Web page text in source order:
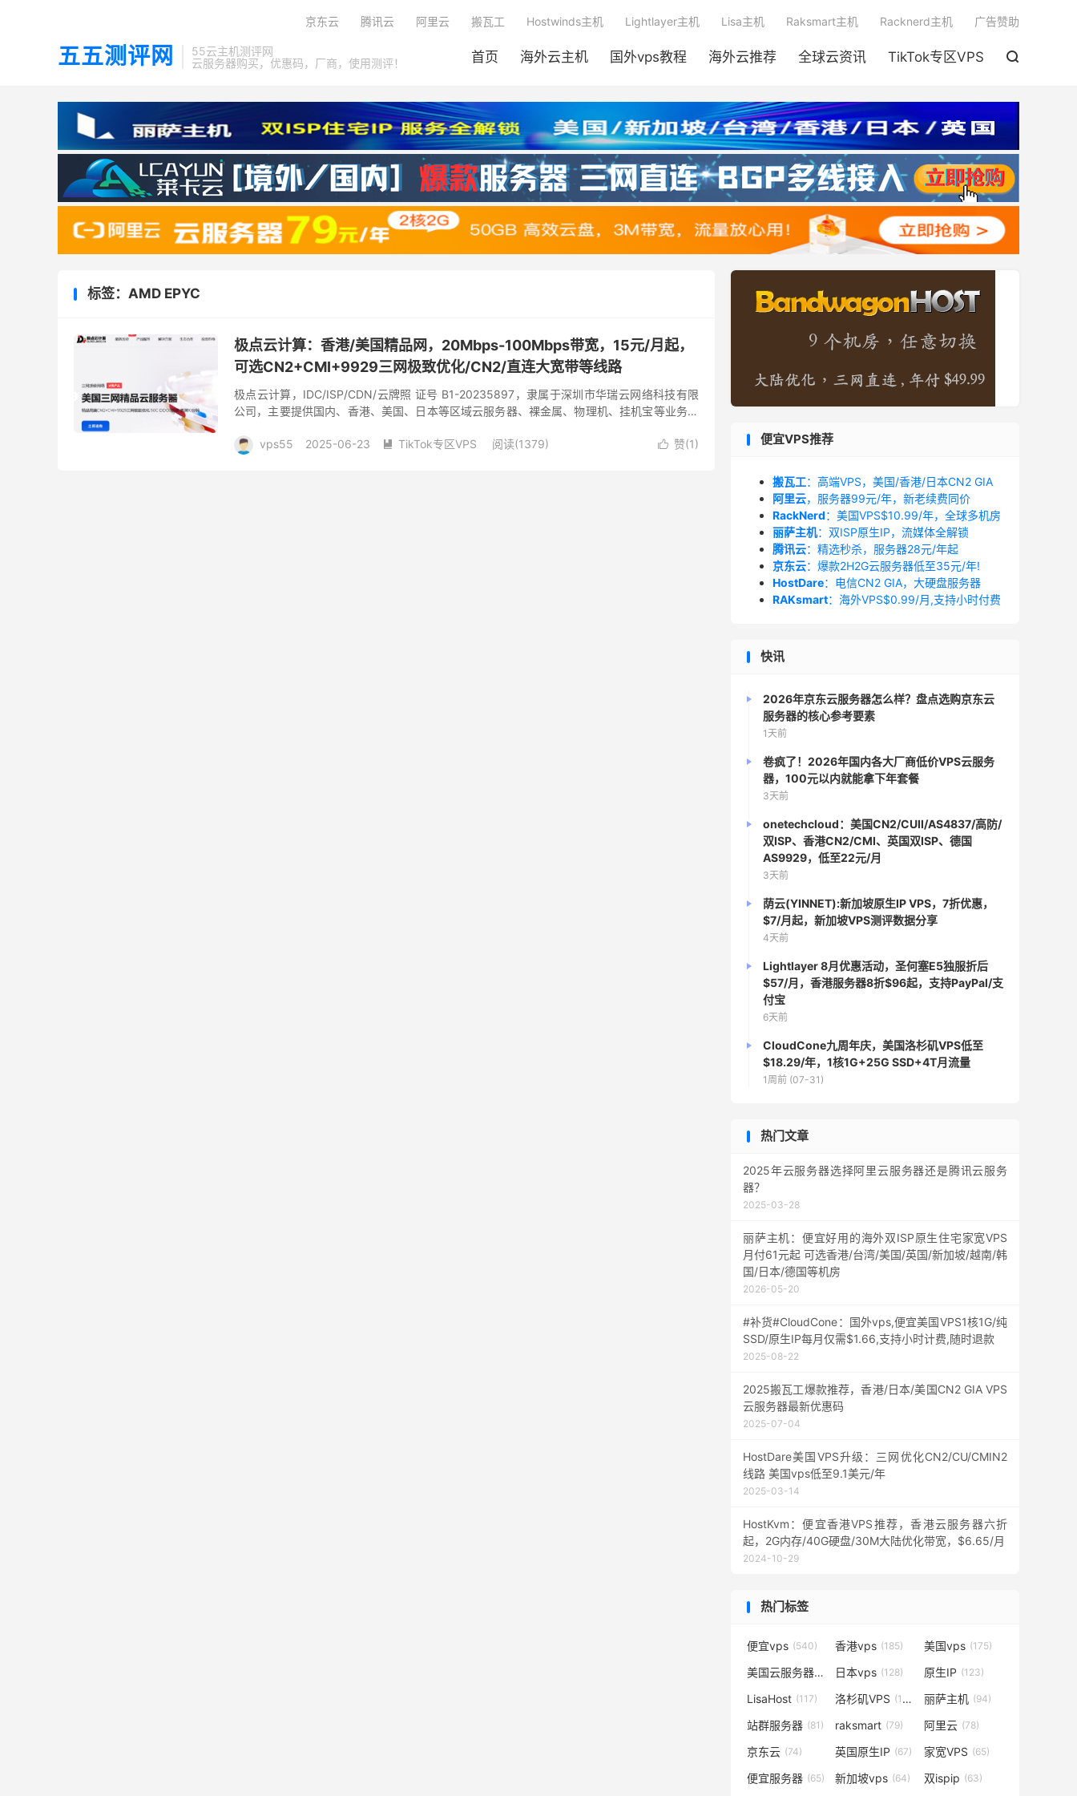
五五测评网
55云主机测评网
云服务器购买，优惠码，厂商，使用测评！
首页 海外云主机 国外vps教程 海外云推荐 全球云资讯 TikTok专区VPS 
京东云 腾讯云 阿里云 搬瓦工 Hostwinds主机 Lightlayer主机 Lisa主机 Raksmart主机 Racknerd主机 广告赞助
标签：AMD EPYC
极点云计算：香港/美国精品网，20Mbps-100Mbps带宽，15元/月起，
可选CN2+CMI+9929三网极致优化/CN2/直连大宽带等线路
极点云计算，IDC/ISP/CDN/云牌照 证号 B1-20235897，隶属于深圳市华瑞云网络科技有限
公司，主要提供国内、香港、美国、日本等区域云服务器、裸金属、物理机、挂机宝等业务，
 赞(1)
vps55 2025-06-23  TikTok专区VPS 阅读(1379) 便宜VPS推荐
搬瓦工：高端VPS，美国/香港/日本CN2 GIA
阿里云，服务器99元/年，新老续费同价
RackNerd：美国VPS$10.99/年，全球多机房
丽萨主机：双ISP原生IP，流媒体全解锁
腾讯云：精选秒杀，服务器28元/年起
京东云：爆款2H2G云服务器低至35元/年!
HostDare：电信CN2 GIA，大硬盘服务器
RAKsmart：海外VPS$0.99/月,支持小时付费
快讯
2026年京东云服务器怎么样？盘点选购京东云
服务器的核心参考要素
1天前
卷疯了！2026年国内各大厂商低价VPS云服务
器，100元以内就能拿下年套餐
3天前
onetechcloud：美国CN2/CUII/AS4837/高防/
双ISP、香港CN2/CMI、英国双ISP、德国
AS9929，低至22元/月
3天前
荫云(YINNET):新加坡原生IP VPS，7折优惠，
$7/月起，新加坡VPS测评数据分享
4天前
Lightlayer 8月优惠活动，圣何塞E5独服折后
$57/月，香港服务器8折$96起，支持PayPal/支
付宝
6天前
CloudCone九周年庆，美国洛杉矶VPS低至
$18.29/年，1核1G+25G SSD+4T月流量
1周前 (07-31)
热门文章
2025年云服务器选择阿里云服务器还是腾讯云服务
器？
2025-03-28
丽萨主机：便宜好用的海外双ISP原生住宅家宽VPS
月付61元起 可选香港/台湾/美国/英国/新加坡/越南/韩
国/日本/德国等机房
2026-05-20
#补货#CloudCone：国外vps,便宜美国VPS1核1G/纯
SSD/原生IP每月仅需$1.66,支持小时计费,随时退款
2025-08-22
2025搬瓦工爆款推荐，香港/日本/美国CN2 GIA VPS
云服务器最新优惠码
2025-07-04
HostDare美国VPS升级：三网优化CN2/CU/CMIN2
线路 美国vps低至9.1美元/年
2025-03-14
HostKvm：便宜香港VPS推荐，香港云服务器六折
起，2G内存/40G硬盘/30M大陆优化带宽，$6.65/月
2024-10-29
热门标签
便宜vps (540) 香港vps (185) 美国vps (175)
美国云服务器(138)日本vps (128) 原生IP (123)
LisaHost (117) 洛杉矶VPS (102) 丽萨主机 (94)
站群服务器 (81) raksmart (79) 阿里云 (78)
京东云 (74) 英国原生IP (67) 家宽VPS (65)
便宜服务器 (65) 新加坡vps (64) 双ispip (63)